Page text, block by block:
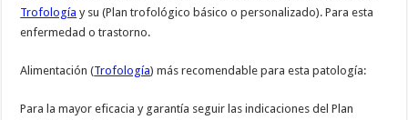
Trofología y su (Plan trofológico básico o personalizado). Para esta
enfermedad o trastorno.
Alimentación (Trofología) más recomendable para esta patología:
Para la mayor eficacia y garantía seguir las indicaciones del Plan